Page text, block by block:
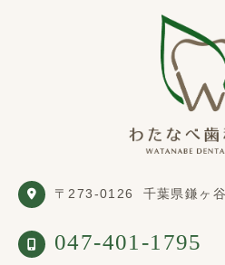
〒273-0126 千葉県鎌ヶ
047-401-1795